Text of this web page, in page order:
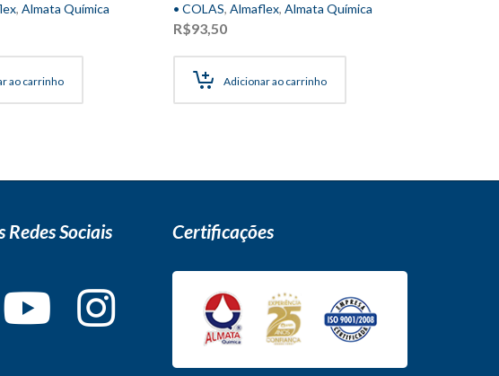
, Almata Química
ao carrinho
• COLAS, Almaflex, Almata Química
R$93,50
Adicionar ao carrinho
Redes Sociais Certificações